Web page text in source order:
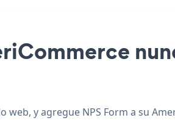
y agregue NPS Form a su